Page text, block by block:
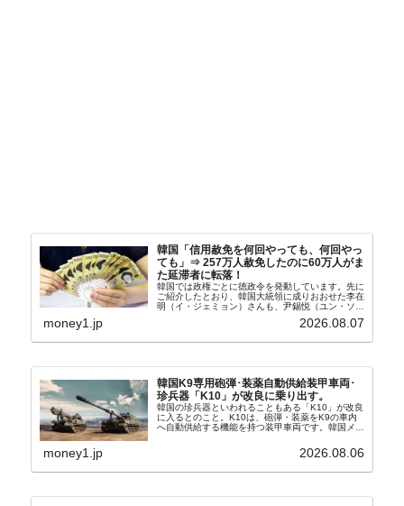
韓国「信用赦免を何回やっても、何回やっ
ても」⇒ 257万人赦免したのに60万人がま
た延滞者に転落！
韓国では政権ごとに徳政令を発動しています。先に
ご紹介したとおり、韓国大統領に成りおおせた李在
明（イ・ジェミョン）さんも、尹錫悦（ユン・ソギ
バンクにして不良債権の買い取りを行い、分割償還
money1.jp 2026.08.07
韓国K9専用砲弾･装薬自動供給装甲車両･
珍兵器「K10」が改良に乗り出す。
韓国の珍兵器といわれることもある「K10」が改良
に入るとのこと。K10は、砲弾・装薬をK9の車内
へ自動供給する機能を持つ装甲車両です。韓国メデ
から以下に一部を引きます。2005年に初めて...
money1.jp 2026.08.06